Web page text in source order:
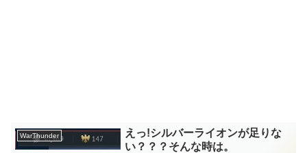
WarThunder
えっ!シルバーライオンが足りな
い？？？そんな時は。